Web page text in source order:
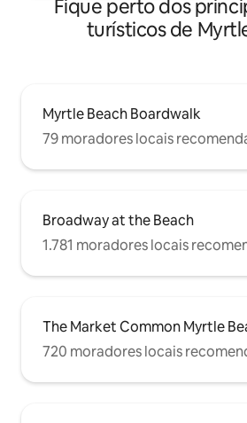
Fique perto dos
turísticos de
Myrtle Beach Boardwalk
79 moradores locais
Broadway at the Beach
1.781 moradores locais
The Market Common Myrtle
720 moradores locais